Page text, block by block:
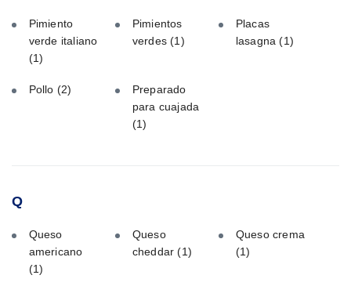
Pimiento
verde italiano
(1)
Pimientos
verdes(1)
Placas
lasagna(1)
Pollo (2)
Preparado
para cuajada
(1)
Q
Queso
americano
(1)
Queso
cheddar(1)
Queso crema
(1)